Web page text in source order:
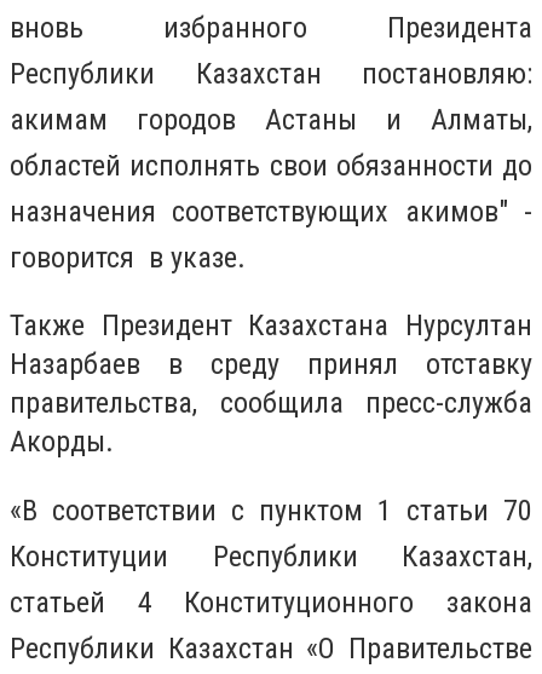
вновь избранного Президента
Республики Казахстан постановляю:
акимам городов Астаны и Алматы,
областей исполнять свои обязанности до
назначения соответствующих акимов" -
говорится в указе.
Также Президент Казахстана Нурсултан
Назарбаев в среду принял отставку
правительства, сообщила пресс-служба
Акорды.
«В соответствии с пунктом 1 статьи 70
Конституции Республики Казахстан,
статьей 4 Конституционного закона
Республики Казахстан «О Правительстве